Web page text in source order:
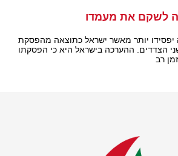
לשקם את מעמדו
יותר מאשר ישראל כתוצאה מהפסקת
הצדדים. ההערכה בישראל היא כי הפסקתו
רב